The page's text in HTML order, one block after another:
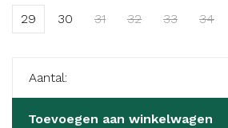
29 30 31 32 33 34
Aantal:
Toevoegen aan winkelwagen